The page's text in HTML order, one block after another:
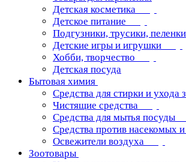
Детская косметика
Детское питание
Подгузники, трусики, пеленки
Детские игры и игрушки
Хобби, творчество
Детская посуда
Бытовая химия
Средства для стирки и ухода
Чистящие средства
Средства для мытья посуды
Средства против насекомых
Освежители воздуха
Зоотовары